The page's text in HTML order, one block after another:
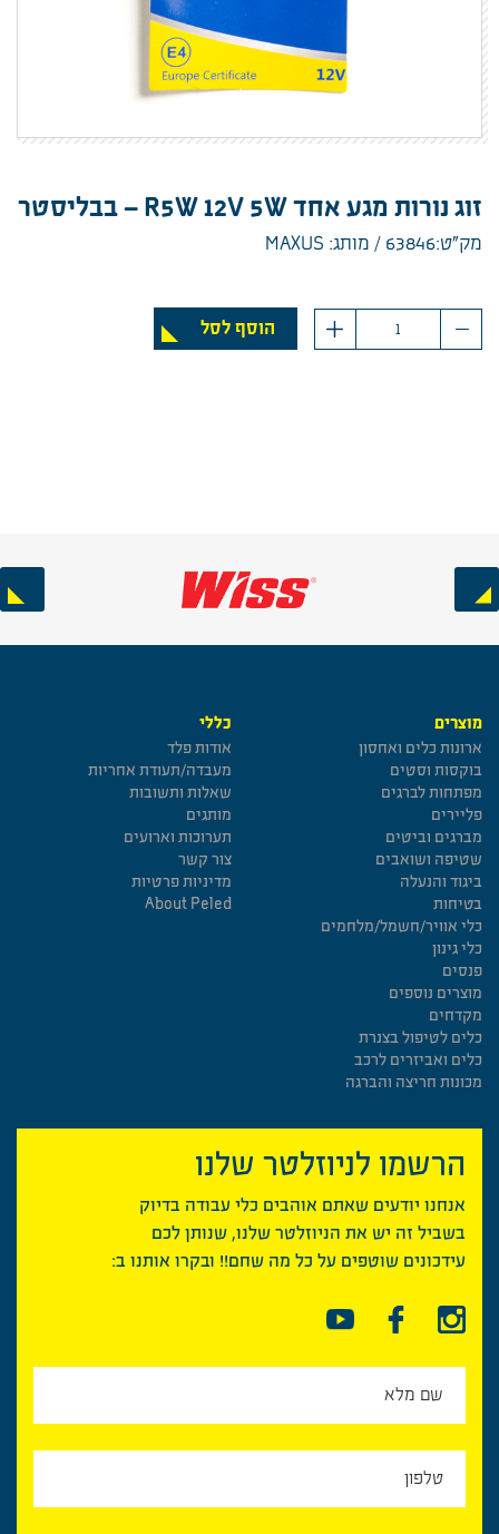
זוג נורות מגע אחד R5W 12V 5W – בבליסטר
מק”ט:63846 מותג: MAXUS
הוסף לסל
Previous
Next
מוצרים
ארונות כלים ואחסון
בוקסות וסטים
מפתחות לברגים
פליירים
מברגים וביטים
שטיפה ושואבים
ביגוד והנעלה
בטיחות
כלי אוויר/חשמל/מלחמים
כלי גינון
פנסים
מוצרים נוספים
מקדחים
כלים לטיפול בצנרת
כלים ואביזרים לרכב
מכונות חריצה והברגה
כללי
אודות פלד
מעבדה/תעודת אחריות
שאלות ותשובות
מותגים
תערוכות וארועים
צור קשר
מדיניות פרטיות
About Peled
הרשמו לניוזלטר שלנו
אנחנו יודעים שאתם אוהבים כלי עבודה בדיוק
בשביל זה יש את הניוזלטר שלנו, שנותן לכם
עידכונים שוטפים על כל מה שחם!! ובקרו אותנו ב: